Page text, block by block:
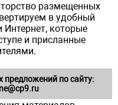
размещенных
в удобный
которые
и присланные
авторского права
и намерены
ссылки на место
по сайту: